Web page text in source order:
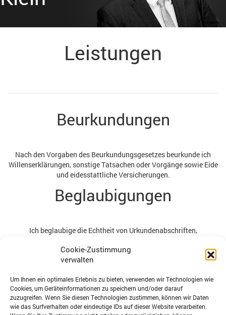
Cookie-Zustimmung
verwalten
Um Ihnen ein optimales Erlebnis zu bieten, verwenden wir Technologien wie
Cookies, um Geräteinformationen zu speichern und/oder darauf
zuzugreifen. Wenn Sie diesen Technologien zustimmen, können wir Daten
wie das Surfverhalten oder eindeutige IDs auf dieser Website verarbeiten.
Leistungen
Beurkundungen
Nach den Vorgaben des Beurkundungsgesetzes beurkunde ich
Willenserklärungen, sonstige Tatsachen oder Vorgänge sowie Eide
und eidesstattliche Versicherungen.
Beglaubigungen
Ich beglaubige die Echtheit von Urkundenabschriften,
Beratung
Als unabhängiger und neutraler Träger eines öffentlichen Amtes
berate ich Sie in allen rechtlichen Angelegenheiten mit den